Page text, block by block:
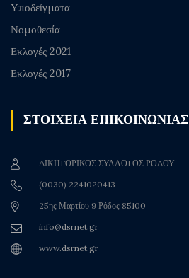
Υποδείγματα
Νομοθεσία
Εκλογές 2021
Εκλογές 2017
ΣΤΟΙΧΕΙΑ ΕΠΙΚΟΙΝΩΝΙΑΣ
ΔΙΚΗΓΟΡΙΚΟΣ ΣΥΛΛΟΓΟΣ ΡΟΔΟΥ
(0030) 2241020413
25ης Μαρτίου 9 Ρόδος 85100
info@dsrnet.gr
www.dsrnet.gr